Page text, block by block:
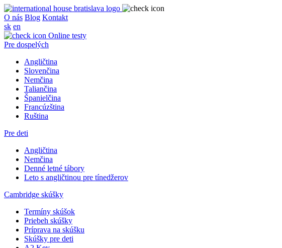
O nás Blog Kontakt
sk en
Online testy
Pre dospelých
Angličtina
Slovenčina
Nemčina
Taliančina
Španielčina
Francúzština
Ruština
Pre deti
Angličtina
Nemčina
Denné letné tábory
Leto s angličtinou pre tínedžerov
Cambridge skúšky
Termíny skúšok
Priebeh skúšky
Príprava na skúšku
Skúšky pre deti